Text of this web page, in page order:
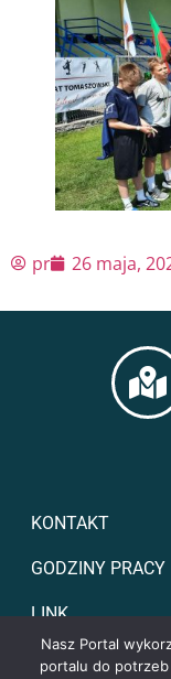
pr 26 maja,
KONTAKT
GODZINY PRACY
LINK
Nasz Portal
portalu do